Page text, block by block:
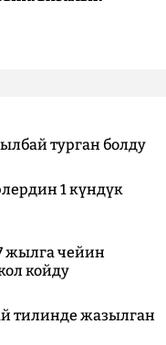
турган болду
1 күндүк
жылга чейин
койду
тилинде жазылган